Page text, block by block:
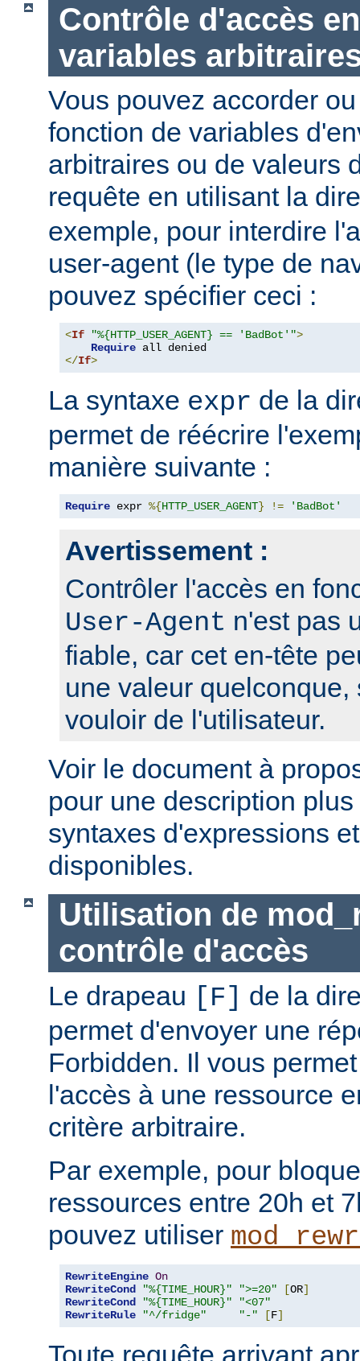
Contrôle d'accès
variables
Vous pouvez accorder
fonction de variables
arbitraires ou de valeurs
requête en utilisant la
exemple, pour interdire
user-agent (le type de
pouvez spécifier ceci :
<If "%{HTTP_USER_AGENT} == 'BadBot'">
Require
</If>
La syntaxe expr de la
permet de réécrire
manière suivante :
Require expr %{HTTP_USER_AGENT} != 'BadBot'
Avertissement :
Contrôler l'accès en
User-Agent n'est pas
fiable, car cet en-tête
une valeur quelconque,
vouloir de l'utilisateur.
Voir le document à
pour une description
syntaxes d'expressions
disponibles.
Utilisation de
contrôle d'accès
Le drapeau [F] de la
permet d'envoyer une
Forbidden. Il vous
l'accès à une ressource
critère arbitraire.
Par exemple, pour
ressources entre 20h et
pouvez utiliser
RewriteEngine On
RewriteCond
"%{TIME_HOUR}" ">=20" [OR]
RewriteCond
"%{TIME_HOUR}"
"<07"
RewriteRule
"^/fridge" "-" [F]
Toute requête arrivant